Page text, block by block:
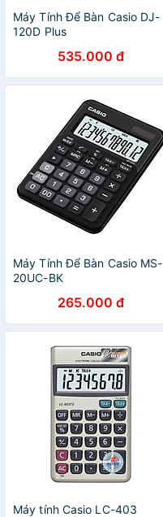
Máy Tính Để Bàn Casio DJ-
120D Plus
535.000 đ
Máy Tính Để Bàn Casio MS-
20UC-BK
265.000 đ
Máy tính Casio LC-403